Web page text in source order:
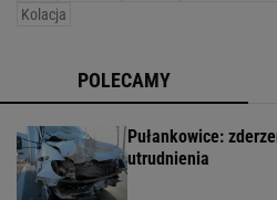
Kolacja
POLECAMY
Pułankowice:
utrudnienia